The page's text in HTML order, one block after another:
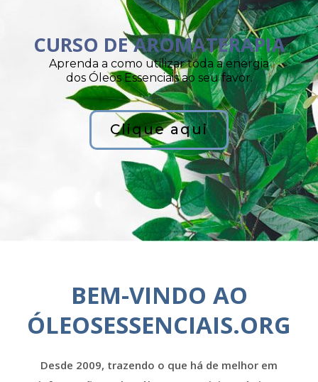
CURSO DE AROMATERAPIA
Aprenda a como utilizar toda a energia
dos Óleos Essenciais ao seu favor.
Clique aqui
BEM-VINDO AO
ÓLEOSESSENCIAIS.ORG
Desde 2009, trazendo o que há de melhor em